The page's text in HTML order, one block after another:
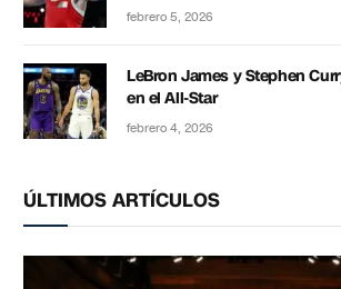
febrero 5, 2026
LeBron James y Stephen
en el All-Star
febrero 4, 2026
ÚLTIMOS ARTÍCULOS